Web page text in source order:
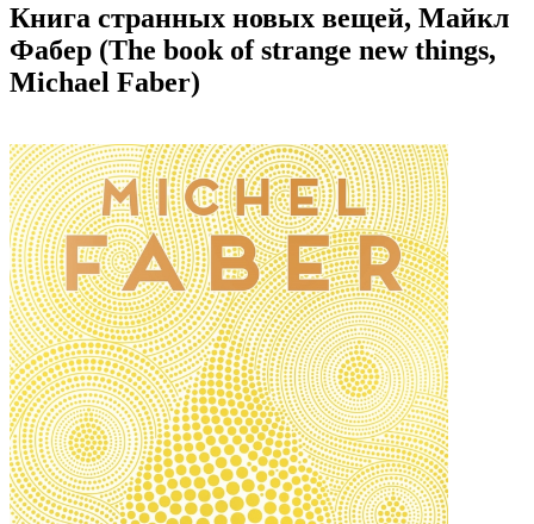
Книга странных новых вещей, Майкл
Фабер (The book of strange new things,
Michael Faber)